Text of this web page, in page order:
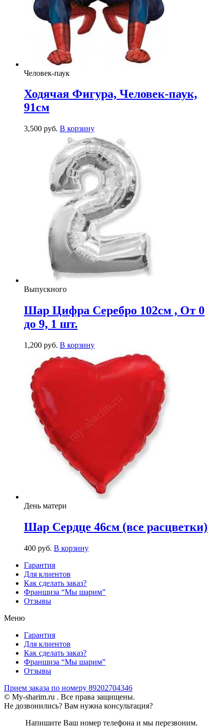
Человек-паук
Ходячая Фигура, Человек-паук,
91см
3,500 руб. В корзину
Выпускного
Шар Цифра Серебро 102см , От 0
до 9, 1 шт.
1,200 руб. В корзину
День матери
Шар Сердце 46см (все расцветки)
400 руб. В корзину
Гарантия
Для клиентов
Как сделать заказ?
Франшиза “Мы шарим”
Отзывы
Меню
Гарантия
Для клиентов
Как сделать заказ?
Франшиза “Мы шарим”
Отзывы
Прием заказа по номеру 89202704346
© My-sharim.ru . Все права защищены.
Не дозвонились? Вам нужна консультация?
Напишите Ваш номер телефона и мы перезвоним.